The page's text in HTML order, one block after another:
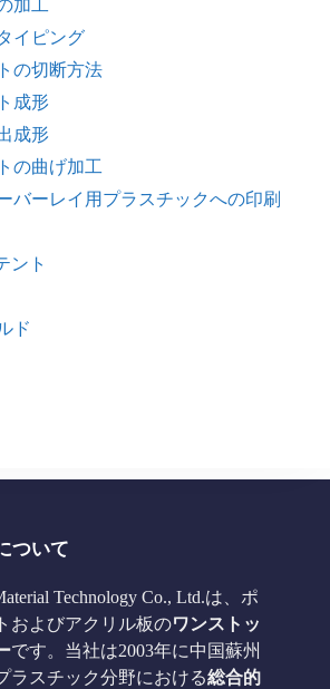
加工
イピング
の切断方法
成形
成形
の曲げ加工
バーレイ用プラスチックへの印刷
ント
ド
ついて
Technology Co., Ltd.は、ポ
およびアクリル板のワンストッ
です。当社は2003年に中国蘇州
ラスチック分野における総合的